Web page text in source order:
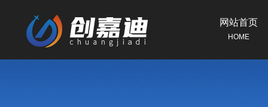
网站首页
HOME